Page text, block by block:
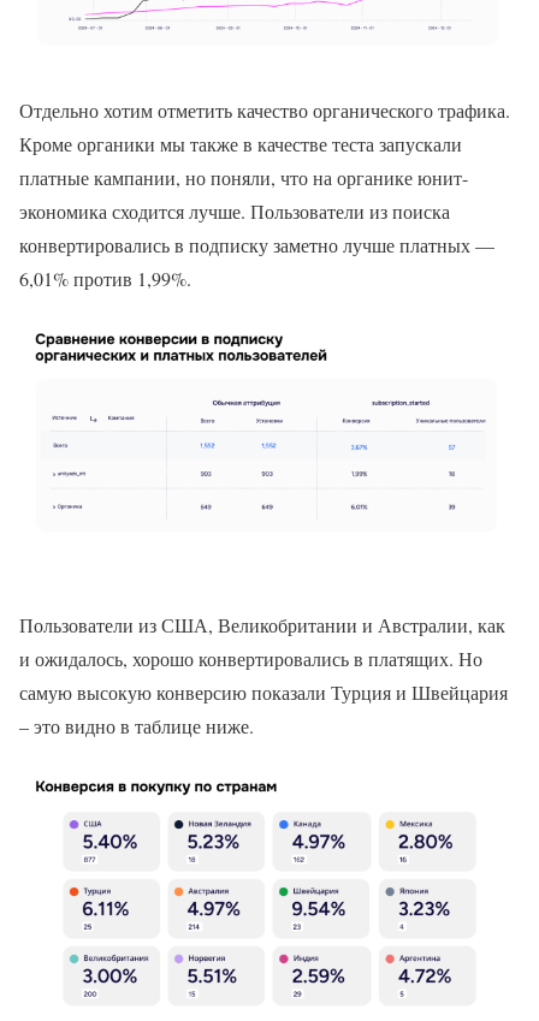
Отдельно хотим отметить качество органического трафика.
Кроме органики мы также в качестве теста запускали
платные кампании, но поняли, что на органике юнит-
экономика сходится лучше. Пользователи из поиска
конвертировались в подписку заметно лучше платных —
6,01% против 1,99%.
Пользователи из США, Великобритании и Австралии, как
и ожидалось, хорошо конвертировались в платящих. Но
самую высокую конверсию показали Турция и Швейцария
– это видно в таблице ниже.